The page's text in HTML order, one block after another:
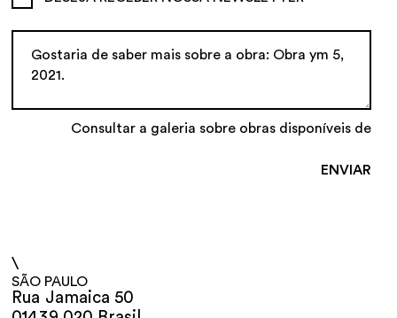
Consultar a galeria sobre obras disponíveis de
\
SÃO PAULO
Rua Jamaica 50